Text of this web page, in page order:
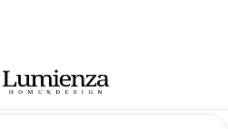
Fiyatına 3 Taksit Fırsatı